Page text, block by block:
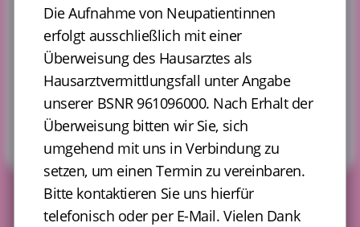
Sie dann außerdem die Möglichkeit, Ihren Termin bis
zu 48 Stunden vorab zu stornieren. Somit können
andere Patientinnen behandelt werden. Die
Terminvereinbarung ist verbindlich! Wird ein
vereinbarter Arzttermin von Ihnen nicht
wahrgenommen und nicht abgesagt, behalten wir uns
vor, Ihnen ein Ausfallshonorar für den reservierten
Termin in Rechnung zu stellen. Wir bitten um Ihr
Verständnis!
Die Aufnahme von Neupatientinnen
erfolgt ausschließlich mit einer
Überweisung des Hausarztes als
Hausarztvermittlungsfall unter Angabe
unserer BSNR 961096000. Nach Erhalt der
Überweisung bitten wir Sie, sich
umgehend mit uns in Verbindung zu
setzen, um einen Termin zu vereinbaren.
Bitte kontaktieren Sie uns hierfür
telefonisch oder per E-Mail. Vielen Dank